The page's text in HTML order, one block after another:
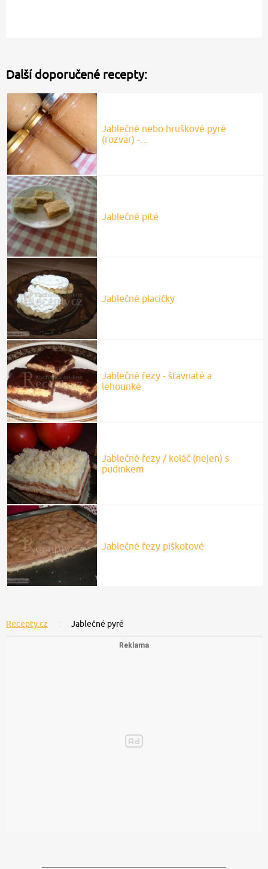
Další doporučené recepty:
Jablečné nebo hruškové pyré
(rozvar) -…
Jablečné pité
Jablečné placičky
Jablečné řezy - šťavnaté a
lehounké
Jablečné řezy / koláč (nejen) s
pudinkem
Jablečné řezy piškotové
Recepty.cz Jablečné pyré